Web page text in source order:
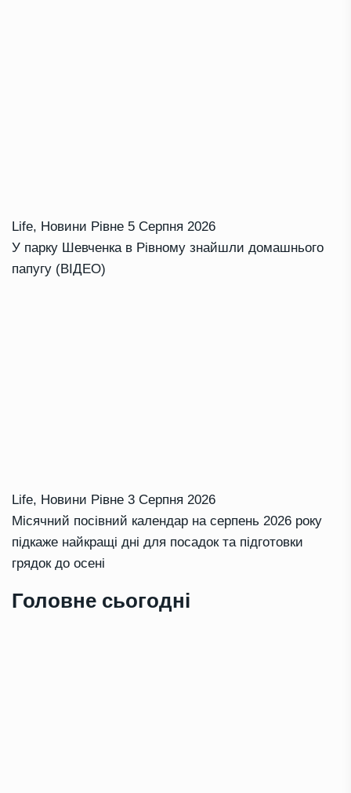
Life, Новини Рівне 5 Серпня 2026
У парку Шевченка в Рівному знайшли домашнього
папугу (ВІДЕО)
Life, Новини Рівне 3 Серпня 2026
Місячний посівний календар на серпень 2026 року
підкаже найкращі дні для посадок та підготовки
грядок до осені
Головне сьогодні